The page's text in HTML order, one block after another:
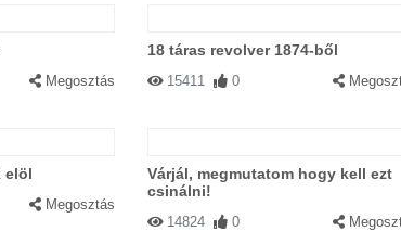
Megosztás
18 táras revolver 1874-ből
15411 0
elöl
Megosztás
Várjál, megmutatom hogy kell ezt
csinálni!
14824 0